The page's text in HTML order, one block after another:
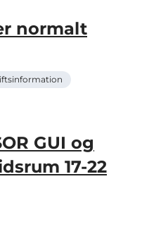
normalt
GUI og
17-22